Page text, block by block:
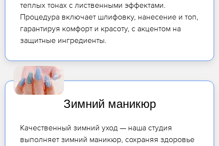
теплых тонах с лиственными эффектами.
Процедура включает шлифовку, нанесение и топ,
гарантируя комфорт и красоту, с акцентом на
защитные ингредиенты.
Зимний маникюр
Качественный зимний уход — наша студия
выполняет зимний маникюр, сохраняя здоровье